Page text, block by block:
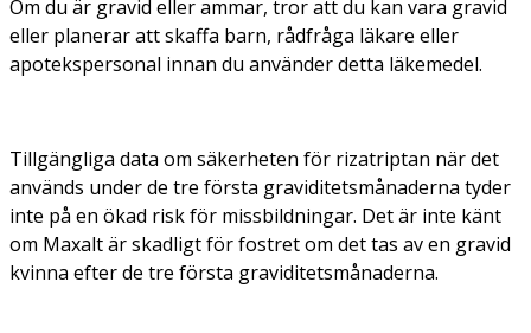
Om du är gravid eller ammar, tror att du kan vara gravid
eller planerar att skaffa barn, rådfråga läkare eller
apotekspersonal innan du använder detta läkemedel.
Tillgängliga data om säkerheten för rizatriptan när det
används under de tre första graviditetsmånaderna tyder
inte på en ökad risk för missbildningar. Det är inte känt
om Maxalt är skadligt för fostret om det tas av en gravid
kvinna efter de tre första graviditetsmånaderna.